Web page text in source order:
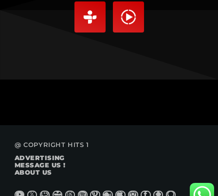
@ COPYRIGHT HITS 1
ADVERTISING
MESSAGE US !
ABOUT US